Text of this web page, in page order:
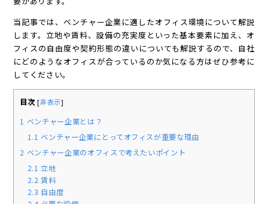
当記事では、ベンチャー企業に適したオフィス環境について解説
します。立地や賃料、設備の充実度といった基本要素に加え、オ
フィスの自由度や契約形態の違いについても解説するので、自社
にどのようなオフィスが合っているのか気になる方はぜひ参考に
してください。
目次 [非表示]
1 ベンチャー企業とは？
1.1 ベンチャー企業にとってオフィスが重要な理由
2 ベンチャー企業のオフィスで考えたいポイント
2.1 立地
2.2 賃料
2.3 自由度